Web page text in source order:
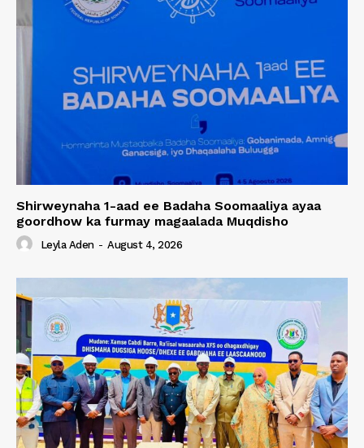
Shirweynaha 1-aad ee Badaha Soomaaliya ayaa
goordhow ka furmay magaalada Muqdisho
Leyla Aden - August 4, 2026